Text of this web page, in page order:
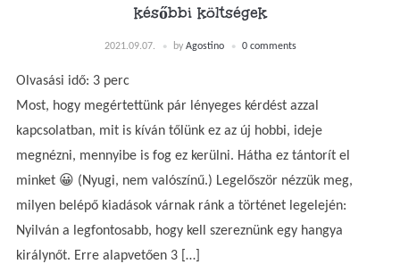
későbbi költségek
2021.09.07. by Agostino 0 comments
Olvasási idő: 3 perc
Most, hogy megértettünk pár lényeges kérdést azzal
kapcsolatban, mit is kíván tőlünk ez az új hobbi, ideje
megnézni, mennyibe is fog ez kerülni. Hátha ez tántorít el
minket 😀 (Nyugi, nem valószínű.) Legelőször nézzük meg,
milyen belépő kiadások várnak ránk a történet legelején:
Nyilván a legfontosabb, hogy kell szereznünk egy hangya
királynőt. Erre alapvetően 3 […]